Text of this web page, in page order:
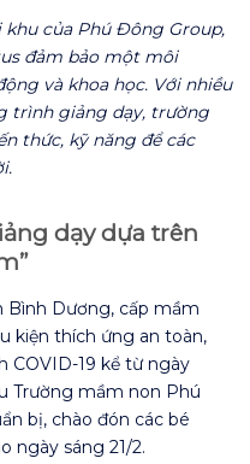
của Phú Đông Group,
đảm bảo một môi
và khoa học. Với nhiều
trình giảng dạy, trường
thức, kỹ năng để các
dạy dựa trên
Bình Dương, cấp mầm
kiện thích ứng an toàn,
COVID-19 kể từ ngày
Trường mầm non Phú
bị, chào đón các bé
ngày sáng 21/2.